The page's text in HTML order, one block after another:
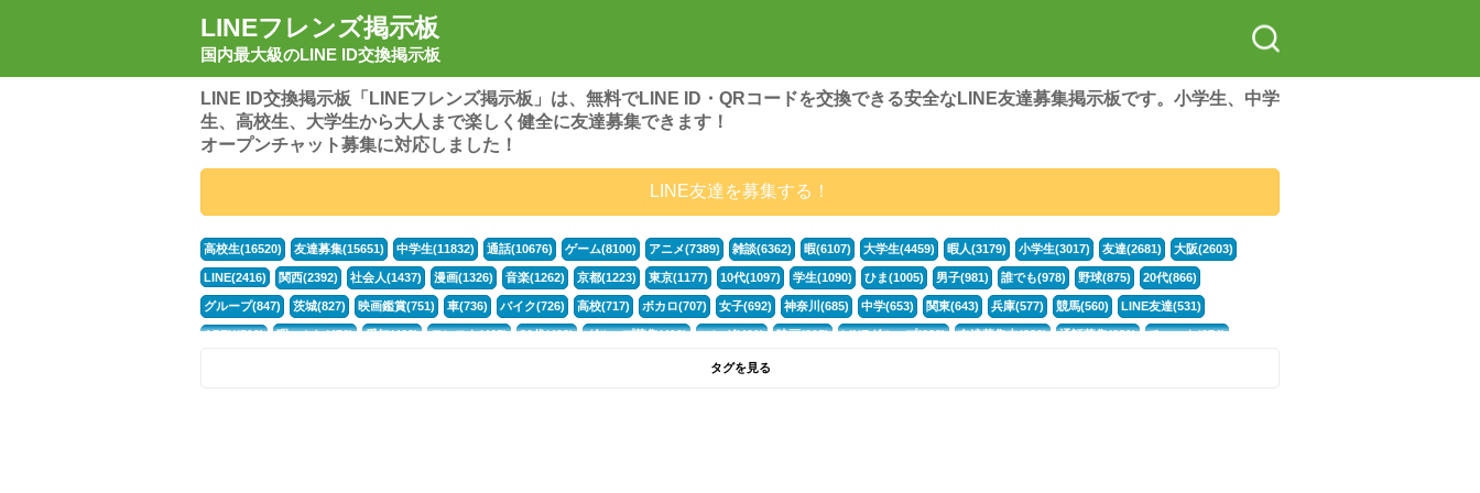
LINEフレンズ掲示板
国内最大級のLINE ID交換掲示板
LINE ID交換掲示板「LINEフレンズ掲示板」は、無料でLINE ID・QRコードを交換できる安全なLINE友達募集掲示板です。小学生、中学
生、高校生、大学生から大人まで楽しく健全に友達募集できます！
オープンチャット募集に対応しました！
LINE友達を募集する！
高校生(16520) 友達募集(15651) 中学生(11832) 通話(10676) ゲーム(8100) アニメ(7389) 雑談(6362) 暇(6107) 大学生(4459) 暇人(3179) 小学生(3017) 友達(2681) 大阪(2603)
LINE(2416) 関西(2392) 社会人(1437) 漫画(1326) 音楽(1262) 京都(1223) 東京(1177) 10代(1097) 学生(1090) ひま(1005) 男子(981) 誰でも(978) 野球(875) 20代(866)
グループ(847) 茨城(827) 映画鑑賞(751) 車(736) バイク(726) 高校(717) ボカロ(707) 女子(692) 神奈川(685) 中学(653) 関東(643) 兵庫(577) 競馬(560) LINE友達(531)
APEX(519) 暇つぶし(476) 愛知(468) モンスト(465) 30代(433) グループ募集(412) マンガ(401) 映画(395) LINEグループ(388) 友達募集中(382) 通話募集(381) チャット(374)
フォートナイト(320)
タグを見る